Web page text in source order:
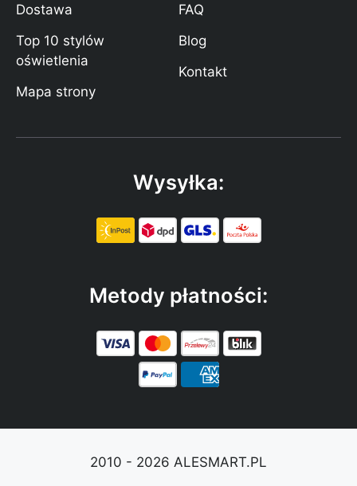
Dostawa
Top 10 stylów
oświetlenia
Mapa strony
FAQ
Blog
Kontakt
Wysyłka:
Metody płatności:
2010 - 2026 ALESMART.PL